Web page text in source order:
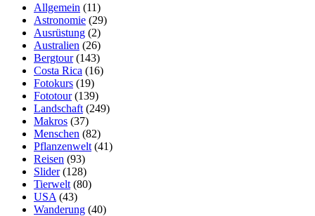
Allgemein (11)
Astronomie (29)
Ausrüstung (2)
Australien (26)
Bergtour(143)
Costa Rica (16)
Fotokurs (19)
Fototour(139)
Landschaft (249)
Makros (37)
Menschen (82)
Pflanzenwelt (41)
Reisen (93)
Slider(128)
Tierwelt (80)
USA (43)
Wanderung (40)